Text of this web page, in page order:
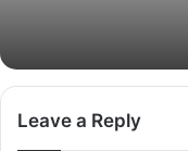
Leave a Reply